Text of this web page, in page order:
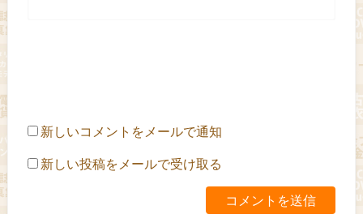
新しいコメントをメールで通知
新しい投稿をメールで受け取る